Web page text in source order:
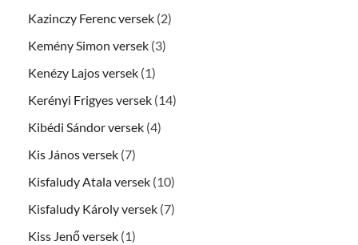
Kazinczy Ferenc versek (2)
Kemény Simon versek (3)
Kenézy Lajos versek (1)
Kerényi Frigyes versek (14)
Kibédi Sándor versek (4)
Kis János versek (7)
Kisfaludy Atala versek (10)
Kisfaludy Károly versek (7)
Kiss Jenő versek (1)